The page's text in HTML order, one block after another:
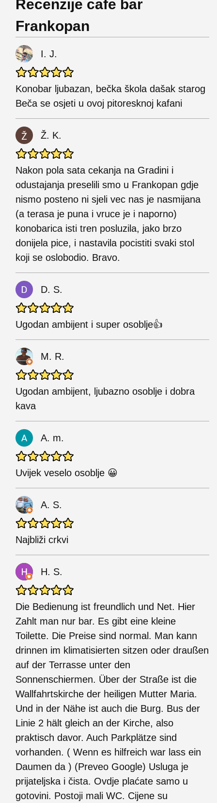
Recenzije cafe bar
Frankopan
I. J.
Konobar ljubazan, bečka škola dašak starog
Beča se osjeti u ovoj pitoresknoj kafani
Ž. K.
Nakon pola sata cekanja na Gradini i
odustajanja preselili smo u Frankopan gdje
nismo posteno ni sjeli vec nas je nasmijana
(a terasa je puna i vruce je i naporno)
konobarica isti tren posluzila, jako brzo
donijela pice, i nastavila pocistiti svaki stol
koji se oslobodio. Bravo.
D. S.
Ugodan ambijent i super osoblje👍
M. R.
Ugodan ambijent, ljubazno osoblje i dobra
kava
A. m.
Uvijek veselo osoblje 😀
A. S.
Najbliži crkvi
H. S.
Die Bedienung ist freundlich und Net. Hier
Zahlt man nur bar. Es gibt eine kleine
Toilette. Die Preise sind normal. Man kann
drinnen im klimatisierten sitzen oder draußen
auf der Terrasse unter den
Sonnenschiermen. Über der Straße ist die
Wallfahrtskirche der heiligen Mutter Maria.
Und in der Nähe ist auch die Burg. Bus der
Linie 2 hält gleich an der Kirche, also
praktisch davor. Auch Parkplätze sind
vorhanden. ( Wenn es hilfreich war lass ein
Daumen da ) (Preveo Google) Usluga je
prijateljska i čista. Ovdje plaćate samo u
gotovini. Postoji mali WC. Cijene su